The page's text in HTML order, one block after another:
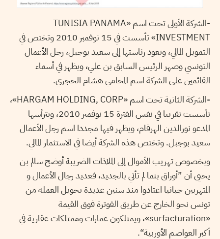
-الشركة الأولى تحت اسم «TUNISIA PANAMA
INVESTMENT» تأسست في 15 نوفمبر 2010 وتختص في
التمويل المالي، وتعود رئاستها إلى سعيد بوجبل، رجل الأعمال
التونسي وصهر الرئيس السابق بن علي، ويظهر في أسماء
القائمين على الشركة اسم المحامي هشام الحجري.
-الشركة الثانية تحت اسم «HARGAM HOLDING, CORP»،
تأسست تقريبا في نفس الفترة 15 نوفمبر 2010، ويترأسها
المدعو نورالدين الهرقام، ويظهر فيها مجددا اسم رجل الأعمال
سعيد بوجبل. وتختص هذه الشركة أيضا في الاستثمار المالي.
وبخصوص تهريب الأموال إلى الملاذات الضريبة أوضح سالم بن
يحيى أن ”أوراق بنما لم تأتي بالجديد، فعديد رجال الأعمال و
المتهربين جبائيا اعتادوا منذ سنين عديدة تحويل العملة من
تونس نحو الخارج عن طريق الفوترة فوق القيمة
«surfacturation»، ويمتلكون عمارات وممتلكات عقارية في
أكبر العواصم الأوربية“.